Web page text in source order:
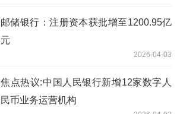
邮储银行：注册资本获批增至1200.95亿
元
2026-04-03
焦点热议:中国人民银行新增12家数字人
民币业务运营机构